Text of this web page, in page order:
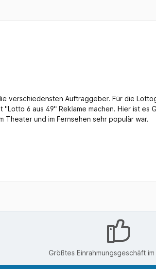
verschiedensten Auftraggeber. Für die
6 aus 49" Reklame machen. Hier ist es
Theater und im Fernsehen sehr populär war.
Größtes Einrahmungsgeschäft im